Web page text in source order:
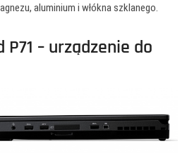
aluminium i włókna szklanego.
P71 – urządzenie do